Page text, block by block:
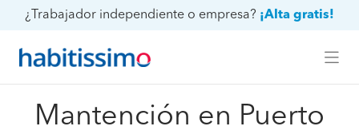
¿Trabajador independiente o empresa? ¡Alta gratis!
Mantención en Puerto